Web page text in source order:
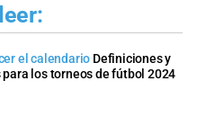
el calendario Definiciones y
los torneos de fútbol 2024